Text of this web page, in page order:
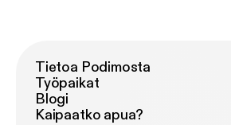
Tietoa Podimosta
Työpaikat
Blogi
Kaipaatko apua?